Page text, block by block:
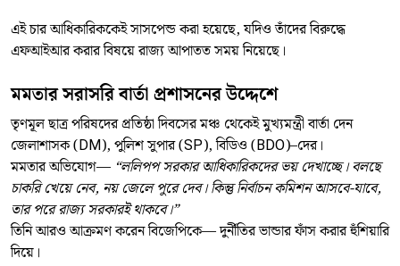
এই চার আধিকারিককেই সাসপেন্ড করা হয়েছে, যদিও তাঁদের বিরুদ্ধে
এফআইআর করার বিষয়ে রাজ্য আপাতত সময় নিয়েছে।
মমতার সরাসরি বার্তা প্রশাসনের উদ্দেশে
তৃণমূল ছাত্র পরিষদের প্রতিষ্ঠা দিবসের মঞ্চ থেকেই মুখ্যমন্ত্রী বার্তা দেন
জেলাশাসক (DM), পুলিশ সুপার (SP), বিডিও (BDO)–দের।
মমতার অভিযোগ— “ললিপপ সরকার আধিকারিকদের ভয় দেখাচ্ছে। বলছে
চাকরি খেয়ে নেব, নয় জেলে পুরে দেব। কিন্তু নির্বাচন কমিশন আসবে-যাবে,
তার পরে রাজ্য সরকারই থাকবে।”
তিনি আরও আক্রমণ করেন বিজেপিকে— দুর্নীতির ভান্ডার ফাঁস করার হুঁশিয়ারি
দিয়ে।